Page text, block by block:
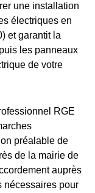
une installation
électriques en
et garantit la
les panneaux
de votre
RGE
préalable de
de la mairie de
auprès
nécessaires pour